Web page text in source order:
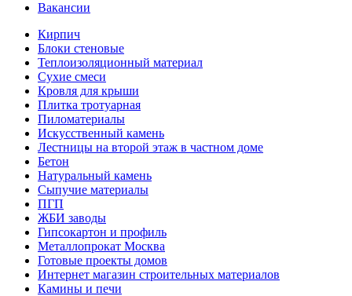
Вакансии
Кирпич
Блоки стеновые
Теплоизоляционный материал
Сухие смеси
Кровля для крыши
Плитка тротуарная
Пиломатериалы
Искусственный камень
Лестницы на второй этаж в частном доме
Бетон
Натуральный камень
Сыпучие материалы
ПГП
ЖБИ заводы
Гипсокартон и профиль
Металлопрокат Москва
Готовые проекты домов
Интернет магазин строительных материалов
Камины и печи